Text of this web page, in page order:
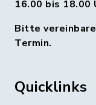
16.00 bis 18.00
Bitte
Termin.
Quicklinks